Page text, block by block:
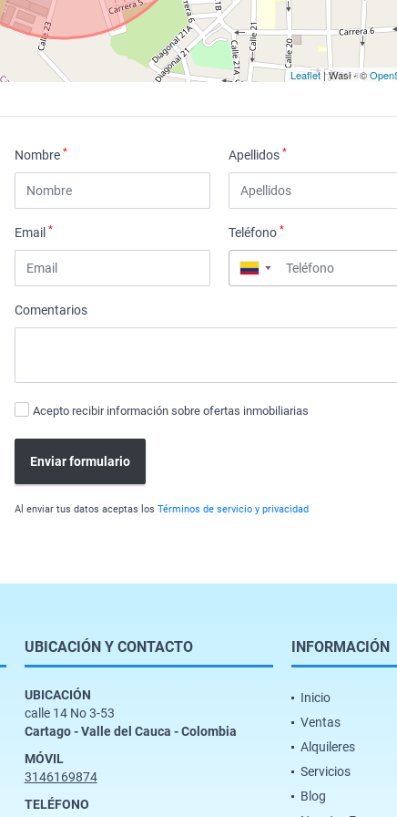
Leaflet| Wasi - ©
Nombre* Apellidos*
Email* Teléfono*
▼
Comentarios
Acepto recibir información sobre ofertas inmobiliarias
Enviar formulario
Al enviar tus datos aceptas losTérminos de servicio y privacidad
UBICACIÓN Y CONTACTO
UBICACIÓN
calle 14 No 3-53
Cartago - Valle del Cauca - Colombia
MÓVIL
3146169874
TELÉFONO
INFORMACIÓN
Inicio
Ventas
Alquileres
Servicios
Blog